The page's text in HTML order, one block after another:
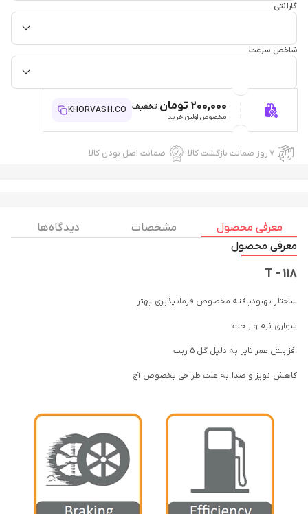
گارانتی
شاخص سرعت
200,000 تومان تخفیف
مخصوص اولین خرید
KHORVASH.CO
۷ روز ضمانت بازگشت کالا ضمانت اصل بودن کالا
معرفی محصول مشخصات
دیدگاه ها
معرفی محصول
T - 118
ساختار بهبودیافته مخصوص فرمانپذیری بهتر
سواری نرم و راحت
افزایش عمر تایر به دلیل گل 5 ریب
کاهش نویز و صدا به علت طراحی بخصوص آج